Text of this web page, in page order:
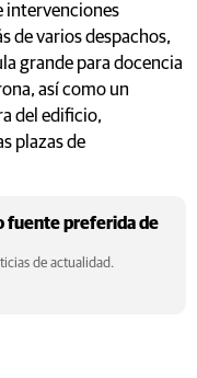
intervenciones
de varios despachos,
grande para docencia
así como un
del edificio,
plazas de
fuente preferida de
de actualidad.